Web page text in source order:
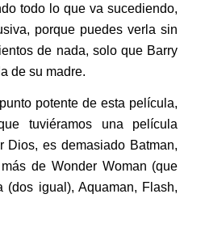
todo lo que va sucediendo,
porque puedes verla sin
de nada, solo que Barry
de su madre.
potente de esta película,
tuviéramos una película
Dios, es demasiado Batman,
de Wonder Woman (que
(dos igual), Aquaman, Flash,